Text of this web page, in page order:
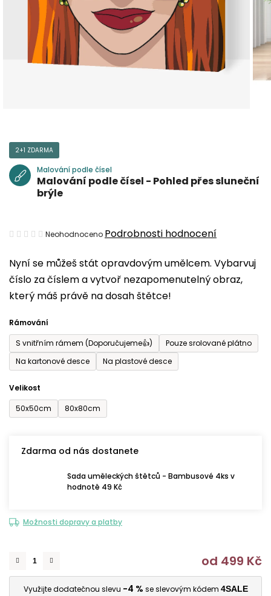
Nyní se můžeš stát opravdovým umělcem. Vybarvuj
číslo za číslem a vytvoř nezapomenutelný obraz,
který máš právě na dosah štětce!
Rámování
S vnitřním rámem (Doporučujeme👍)
Pouze srolované plátno
Na kartonové desce
Na plastové desce
Velikost
50x50cm
80x80cm
Zdarma od nás dostanete
Sada uměleckých štětců - Bambusové 4ks v
hodnotě 49 Kč
Možnosti dopravy a platby
od 499 Kč
Využijte dodatečnou slevu -4 % se slevovým kódem 4SALE
2+1 ZDARMA
Malování podle čísel
Malování podle čísel - Pohled přes sluneční
brýle
Průměrné
produktu
je
0,0
5
hvězdiček.
Neohodnoceno Podrobnosti hodnocení